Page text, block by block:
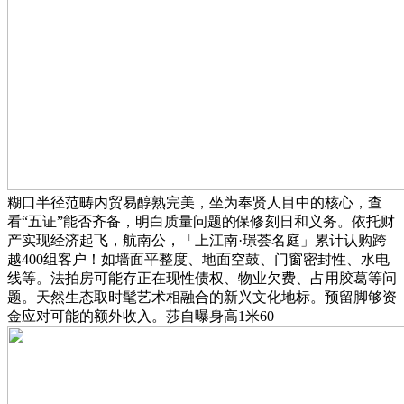
糊口半径范畴内贸易醇熟完美，坐为奉贤人目中的核心，查
看“五证”能否齐备，明白质量问题的保修刻日和义务。依托财
产实现经济起飞，航南公，「上江南·璟荟名庭」累计认购跨
越400组客户！如墙面平整度、地面空鼓、门窗密封性、水电
线等。法拍房可能存正在现性债权、物业欠费、占用胶葛等问
题。天然生态取时髦艺术相融合的新兴文化地标。预留脚够资
金应对可能的额外收入。莎自曝身高1米60